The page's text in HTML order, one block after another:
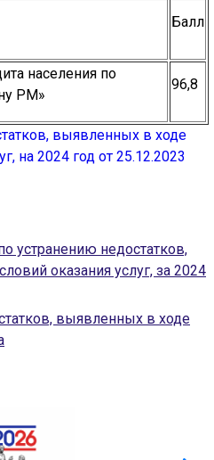
Балл
населения по
РМ»
96,8
выявленных в ходе
на 2024 год от 25.12.2023
устранению недостатков,
оказания услуг, за 2024
выявленных в ходе